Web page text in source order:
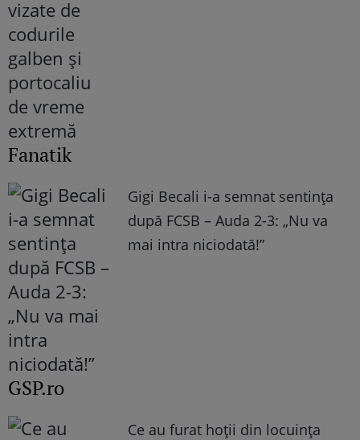
Fanatik
Gigi Becali i-a semnat sentința
după FCSB – Auda 2-3: „Nu va
mai intra niciodată!”
GSP.ro
Ce au furat hoții din locuința